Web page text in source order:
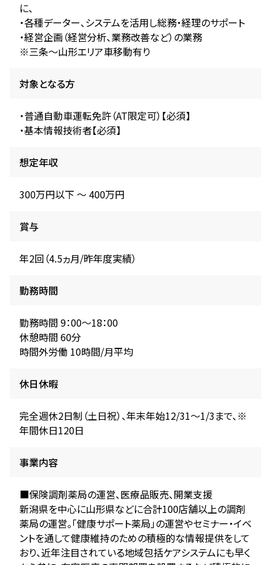
に、
・各種データー、システムを活用し総務・経理のサポート
・経営企画（経営分析、業務改善など）の業務
※三条～山形エリア車移動有り
対象となる方
・普通自動車運転免許（AT限定可）【必須】
・基本情報技術者【必須】
想定年収
300万円以下 〜 400万円
賞与
年2回（4.5ヵ月/昨年度実績）
勤務時間
勤務時間 9：00～18：00
休憩時間 60分
時間外労働 10時間/月平均
休日休暇
完全週休2日制（土日祝）、年末年始12/31～1/3まで、※
年間休日120日
事業内容
■保険調剤薬局の運営、医療品販売、開業支援
新潟県を中心に山形県などに合計100店舗以上の調剤
薬局の運営。「健康サポート薬局」の運営やセミナー・イベ
ントを通して健康維持のための積極的な情報提供をして
おり、近年注目されている地域包括ケアシステムにも早く